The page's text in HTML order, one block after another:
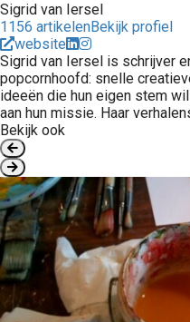
Sigrid van Iersel
1156 artikelenBekijk profiel
website
Sigrid van Iersel is schrijver
popcornhoofd: snelle
ideeën die hun eigen stem
aan hun missie. Haar
Bekijk ook